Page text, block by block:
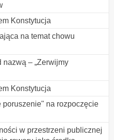
Konstytucja
na temat chowu
– „Zerwijmy
Konstytucja
poruszenie" na rozpoczęcie
w przestrzeni publicznej